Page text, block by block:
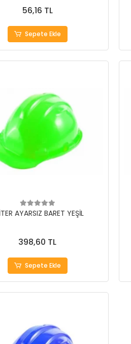
56,16 TL
Sepete Ekle
AYARSIZ BARET YEŞİL
398,60 TL
Sepete Ekle